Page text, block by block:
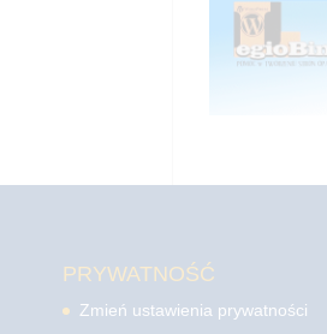
PRYWATNOŚĆ
Zmień ustawienia prywatności